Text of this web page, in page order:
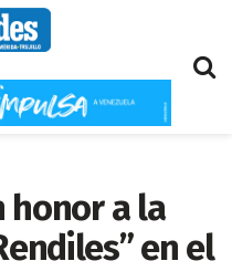
honor a la
en el